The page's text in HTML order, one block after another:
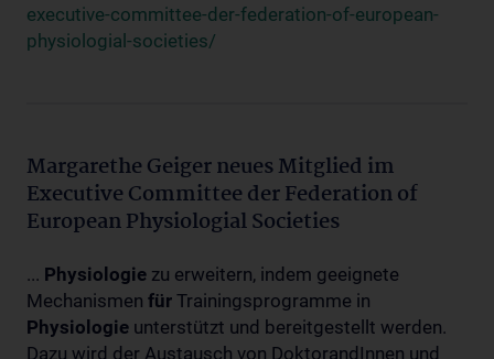
executive-committee-der-federation-of-european-
physiologial-societies/
Margarethe Geiger neues Mitglied im
Executive Committee der Federation of
European Physiologial Societies
... Physiologie zu erweitern, indem geeignete
Mechanismen für Trainingsprogramme in
Physiologie unterstützt und bereitgestellt werden.
Dazu wird der Austausch von DoktorandInnen und